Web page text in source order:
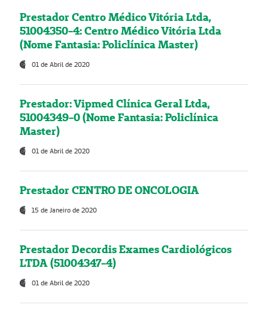
Prestador Centro Médico Vitória Ltda,
51004350-4: Centro Médico Vitória Ltda
(Nome Fantasia: Policlínica Master)
01 de Abril de 2020
Prestador: Vipmed Clínica Geral Ltda,
51004349-0 (Nome Fantasia: Policlínica
Master)
01 de Abril de 2020
Prestador CENTRO DE ONCOLOGIA
15 de Janeiro de 2020
Prestador Decordis Exames Cardiológicos
LTDA (51004347-4)
01 de Abril de 2020